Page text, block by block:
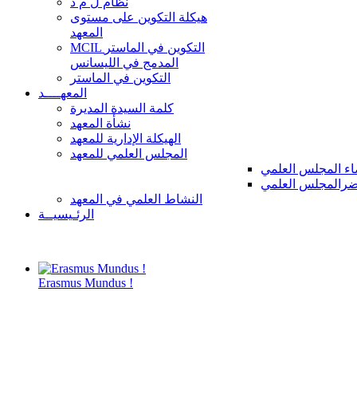
هيكلة التكوين على مستوى
المعهد
MCIL التكوين في الماستر
المدمج في الليسانس
التكوين في الماستر
المعهــــد
كلمة السيدة المديرة
نشأة المعهد
الهيكلة الإدارية للمعهد
المجلس العلمي للمعهد
المجلس العلمي
العلمي
النشاط العلمي في المعهد
الرئـيسيــة
Erasmus Mundus !